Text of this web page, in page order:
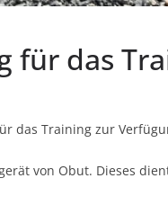
für das
das Training zur
von Obut. Dieses